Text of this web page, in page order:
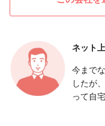
ネット
今まで
したが
って自